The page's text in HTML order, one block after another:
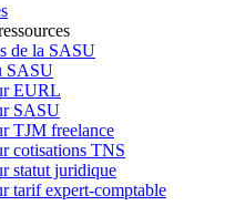
de la SASU
SASU
EURL
SASU
TJM freelance
cotisations TNS
statut juridique
tarif expert-comptable